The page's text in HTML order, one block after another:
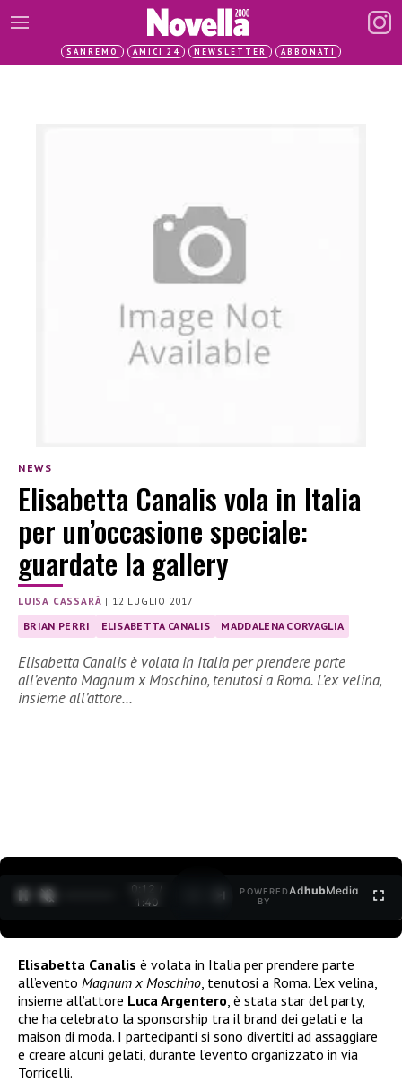
SANREMO AMICI 24 NEWSLETTER ABBONATI
NEWS
Elisabetta Canalis vola in Italia
per un’occasione speciale:
guardate la gallery
LUISA CASSARÀ | 12 LUGLIO 2017
BRIAN PERRI ELISABETTA CANALIS MADDALENA CORVAGLIA
Elisabetta Canalis è volata in Italia per prendere parte
all’evento Magnum x Moschino, tenutosi a Roma. L’ex velina,
insieme all’attore…
0:12 /
1:40
POWERED
BY
AdhubMedia
Elisabetta Canalis è volata in Italia per prendere parte
all’evento Magnum x Moschino , tenutosi a Roma. L’ex velina,
insieme all’attore Luca Argentero , è stata star del party,
che ha celebrato la sponsorship tra il brand dei gelati e la
maison di moda. I partecipanti si sono divertiti ad assaggiare
e creare alcuni gelati, durante l’evento organizzato in via
Torricelli.